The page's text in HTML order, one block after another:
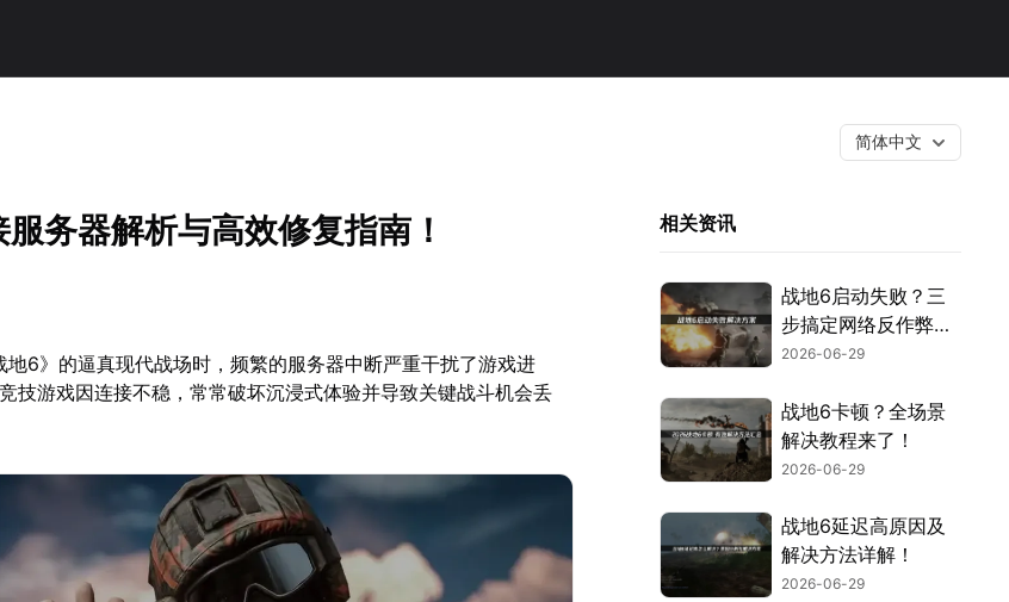
简体中文
务器解析与高效修复指南！
6》的逼真现代战场时，频繁的服务器中断严重干扰了游戏进
技游戏因连接不稳，常常破坏沉浸式体验并导致关键战斗机会丢
相关资讯
战地6启动失败？三
步搞定网络反作弊与
安全设置！
2026-06-29
战地6卡顿？全场景
解决教程来了！
2026-06-29
战地6延迟高原因及
解决方法详解！
2026-06-29